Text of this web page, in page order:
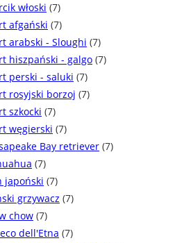
włoski (7)
afgański (7)
arabski - Sloughi (7)
hiszpański - galgo (7)
perski - saluki (7)
rosyjski borzoj (7)
szkocki (7)
węgierski (7)
Bay retriever (7)
(7)
japoński (7)
grzywacz (7)
chow (7)
dell'Etna (7)